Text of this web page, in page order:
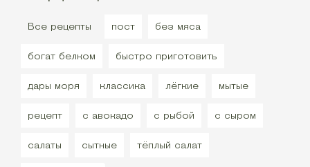
Все рецепты пост без мяса
богат белком быстро приготовить
дары моря классика лёгкие мытые
рецепт с авокадо с рыбой с сыром
салаты сытные тёплый салат